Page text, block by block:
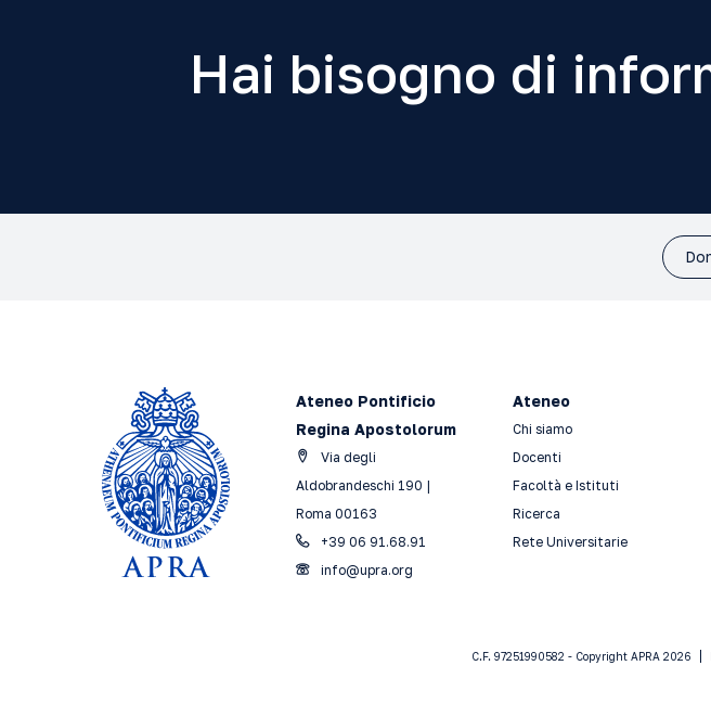
Hai bisogno di
Ateneo Pontificio
Regina Apostolorum
Via degli
Aldobrandeschi 190 |
Roma 00163
+39 06 91.68.91
info@upra.org
Ateneo
Chi siamo
Docenti
Facoltà e Istituti
Ricerca
Rete Universitarie
C.F. 97251990582 - Copyright APRA 2026